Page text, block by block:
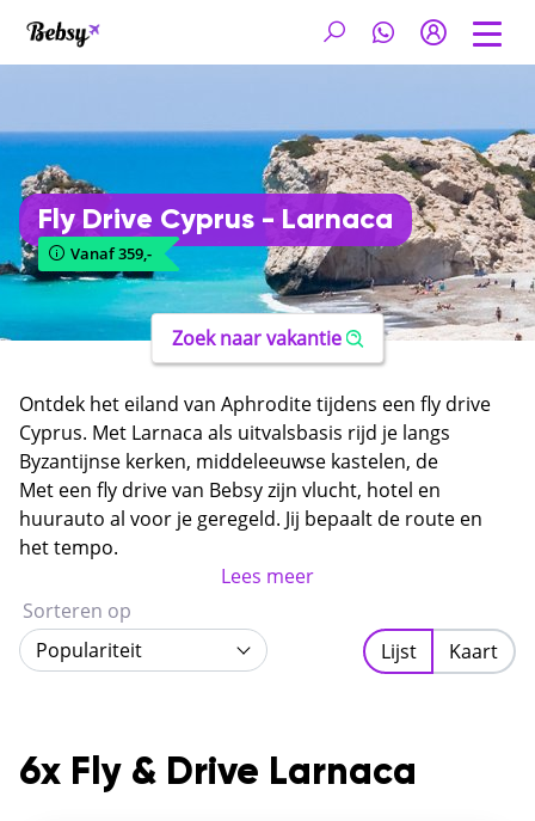
Fly Drive Cyprus - Larnaca
Vanaf 359,-
Zoek naar vakantie
Ontdek het eiland van Aphrodite tijdens een fly drive
Cyprus. Met Larnaca als uitvalsbasis rijd je langs
Byzantijnse kerken, middeleeuwse kastelen, de
Troodos-bergen en uitgestrekte stranden aan de
Middellandse Zee. Cyprus combineert drie millennia
aan geschiedenis met een ontspannen mediterrane
Met een fly drive van Bebsy zijn vlucht, hotel en
huurauto al voor je geregeld. Jij bepaalt de route en
het tempo.
Lees meer
6x Fly & Drive Larnaca
Sorteren op
Populariteit
Lijst Kaart